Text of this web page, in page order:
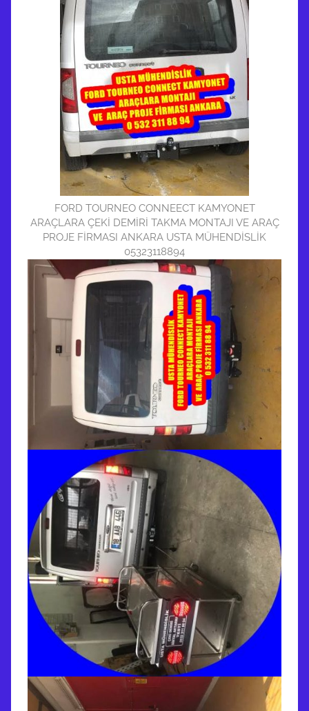
FORD TOURNEO CONNEECT KAMYONET
ARAÇLARA ÇEKİ DEMİRİ TAKMA MONTAJI VE ARAÇ
PROJE FİRMASI ANKARA USTA MÜHENDİSLİK
05323118894